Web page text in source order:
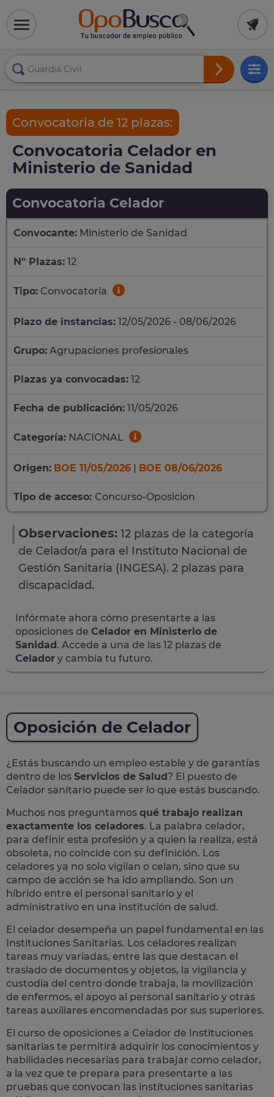
Convocatoria de 12 plazas:
Convocatoria Celador en
Ministerio de Sanidad
Convocatoria Celador
Convocante: Ministerio de Sanidad
Nº Plazas: 12
Tipo: Convocatoria
Plazo de instancias: 12/05/2026 - 08/06/2026
Grupo: Agrupaciones profesionales
Plazas ya convocadas: 12
Fecha de publicación: 11/05/2026
Categoría: NACIONAL
Origen: BOE 11/05/2026 | BOE 08/06/2026
Tipo de acceso: Concurso-Oposicion
Observaciones: 12 plazas de la categoría
de Celador/a para el Instituto Nacional de
Gestión Sanitaria (INGESA). 2 plazas para
discapacidad.
Infórmate ahora cómo presentarte a las
oposiciones de Celador en Ministerio de
Sanidad. Accede a una de las 12 plazas de
Celador y cambia tu futuro.
Oposición de Celador
¿Estás buscando un empleo estable y de garantías
dentro de los Servicios de Salud? El puesto de
Celador sanitario puede ser lo que estás buscando.
Muchos nos preguntamos qué trabajo realizan
exactamente los celadores. La palabra celador,
para definir esta profesión y a quien la realiza, está
obsoleta, no coincide con su definición. Los
celadores ya no solo vigilan o celan, sino que su
campo de acción se ha ido ampliando. Son un
híbrido entre el personal sanitario y el
administrativo en una institución de salud.
El celador desempeña un papel fundamental en las
Instituciones Sanitarias. Los celadores realizan
tareas muy variadas, entre las que destacan el
traslado de documentos y objetos, la vigilancia y
custodia del centro donde trabaja, la movilización
de enfermos, el apoyo al personal sanitario y otras
tareas auxiliares encomendadas por sus superiores.
El curso de oposiciones a Celador de Instituciones
sanitarias te permitirá adquirir los conocimientos y
habilidades necesarias para trabajar como celador,
a la vez que te prepara para presentarte a las
pruebas que convocan las instituciones sanitarias